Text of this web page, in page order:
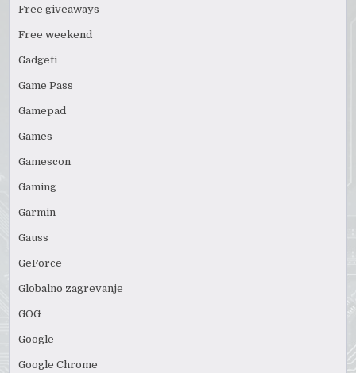
Free giveaways
Free weekend
Gadgeti
Game Pass
Gamepad
Games
Gamescon
Gaming
Garmin
Gauss
GeForce
Globalno zagrevanje
GOG
Google
Google Chrome